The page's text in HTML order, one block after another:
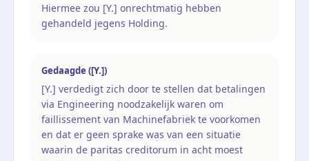
Hiermee zou [Y.] onrechtmatig hebben
gehandeld jegens Holding.
Gedaagde ([Y.])
[Y.] verdedigt zich door te stellen dat betalingen
via Engineering noodzakelijk waren om
faillissement van Machinefabriek te voorkomen
en dat er geen sprake was van een situatie
waarin de paritas creditorum in acht moest